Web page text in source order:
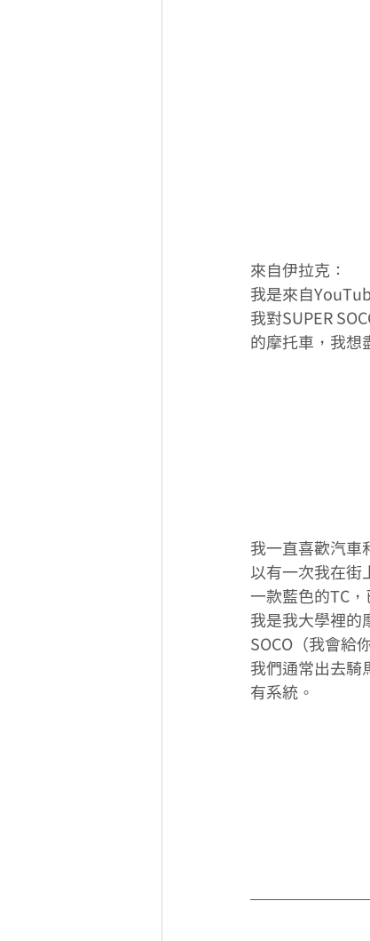
來自伊拉克：
我是來自
我對SUPER
的摩托車，我想
我一直喜歡汽車
以有一次我在街
一款藍色的TC，
我是我大學裡的
SOCO（我會給
我們通常出去騎
有系統。